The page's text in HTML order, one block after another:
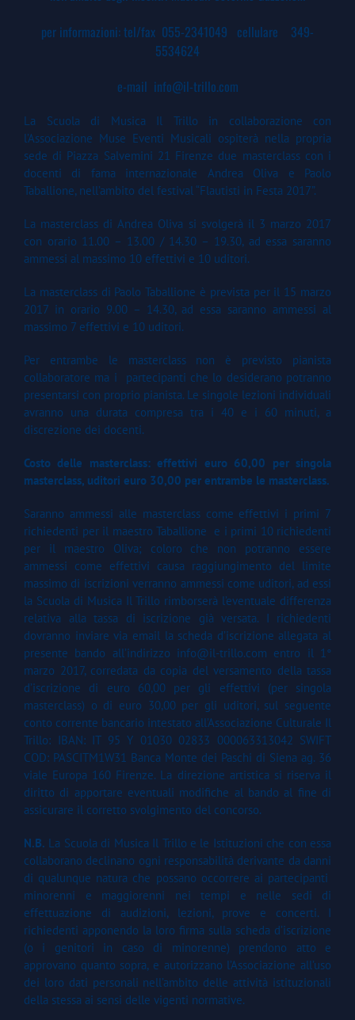
per informazioni: tel/fax 055-2341049 cellulare 349-
5534624
e-mail info@il-trillo.com
La Scuola di Musica Il Trillo in collaborazione con
l’Associazione Muse Eventi Musicali ospiterà nella propria
sede di Piazza Salvemini 21 Firenze due masterclass con i
docenti di fama internazionale Andrea Oliva e Paolo
Taballione, nell’ambito del festival “Flautisti in Festa 2017”.
La masterclass di Andrea Oliva si svolgerà il 3 marzo 2017
con orario 11.00 – 13.00 / 14.30 – 19.30, ad essa saranno
ammessi al massimo 10 effettivi e 10 uditori.
La masterclass di Paolo Taballione è prevista per il 15 marzo
2017 in orario 9.00 – 14.30, ad essa saranno ammessi al
massimo 7 effettivi e 10 uditori.
Per entrambe le masterclass non è previsto pianista
collaboratore ma i partecipanti che lo desiderano potranno
presentarsi con proprio pianista. Le singole lezioni individuali
avranno una durata compresa tra i 40 e i 60 minuti, a
discrezione dei docenti.
Costo delle masterclass: effettivi euro 60,00 per singola
masterclass, uditori euro 30,00 per entrambe le masterclass.
Saranno ammessi alle masterclass come effettivi i primi 7
richiedenti per il maestro Taballione e i primi 10 richiedenti
per il maestro Oliva; coloro che non potranno essere
ammessi come effettivi causa raggiungimento del limite
massimo di iscrizioni verranno ammessi come uditori, ad essi
la Scuola di Musica Il Trillo rimborserà l’eventuale differenza
relativa alla tassa di iscrizione già versata. I richiedenti
dovranno inviare via email la scheda d’iscrizione allegata al
presente bando all’indirizzo info@il-trillo.com entro il 1°
marzo 2017, corredata da copia del versamento della tassa
d’iscrizione di euro 60,00 per gli effettivi (per singola
masterclass) o di euro 30,00 per gli uditori, sul seguente
conto corrente bancario intestato all’Associazione Culturale Il
Trillo: IBAN: IT 95 Y 01030 02833 000063313042 SWIFT
COD: PASCITM1W31 Banca Monte dei Paschi di Siena ag. 36
viale Europa 160 Firenze. La direzione artistica si riserva il
diritto di apportare eventuali modifiche al bando al fine di
assicurare il corretto svolgimento del concorso.
N.B. La Scuola di Musica Il Trillo e le Istituzioni che con essa
collaborano declinano ogni responsabilità derivante da danni
di qualunque natura che possano occorrere ai partecipanti
minorenni e maggiorenni nei tempi e nelle sedi di
effettuazione di audizioni, lezioni, prove e concerti. I
richiedenti apponendo la loro firma sulla scheda d’iscrizione
(o i genitori in caso di minorenne) prendono atto e
approvano quanto sopra, e autorizzano l’Associazione all’uso
dei loro dati personali nell’ambito delle attività istituzionali
della stessa ai sensi delle vigenti normative.